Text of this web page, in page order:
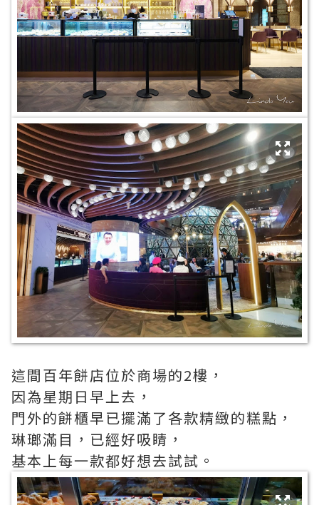
這間百年餅店位於商場的2樓，
因為星期日早上去，
門外的餅櫃早已擺滿了各款精緻的糕點，
琳瑯滿目，已經好吸睛，
基本上每一款都好想去試試。